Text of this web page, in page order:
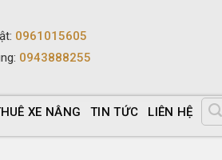
: 0961015605
: 0943888255
XE NÂNG TIN TỨC LIÊN HỆ